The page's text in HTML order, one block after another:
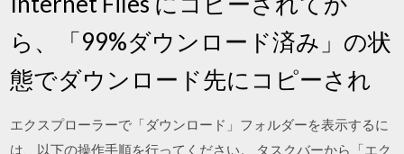
ら、「99%ダウンロード済み」の状
態でダウンロード先にコピーされ
エクスプローラーで「ダウンロード」フォルダーを表示するに
は、以下の操作手順を行ってください。 タスクバーから「エク